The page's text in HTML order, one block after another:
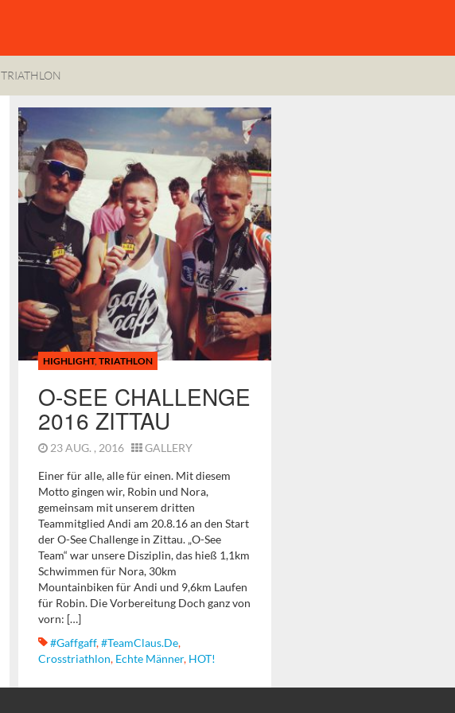
TRIATHLON
HIGHLIGHT,TRIATHLON
O-SEE CHALLENGE
2016 ZITTAU
23 AUG. , 2016 GALLERY
Einer für alle, alle für einen. Mit diesem
Motto gingen wir, Robin und Nora,
gemeinsam mit unserem dritten
Teammitglied Andi am 20.8.16 an den Start
der O-See Challenge in Zittau. „O-See
Team“ war unsere Disziplin, das hieß 1,1km
Schwimmen für Nora, 30km
Mountainbiken für Andi und 9,6km Laufen
für Robin. Die Vorbereitung Doch ganz von
vorn: […]
#gaffgaff,#TeamClaus.de,
Crosstriathlon, Echte Männer, HOT!